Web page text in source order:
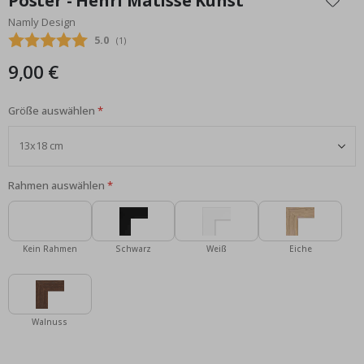
der
Bildgalerie
springen
Namly Design
Durchschnittliche Bewertung:
5.0 (abgegebene bewertungen:
1 )
9,00 €
Größe auswählen
Rahmen auswählen
Kein Rahmen Schwarz Weiß Eiche
Walnuss